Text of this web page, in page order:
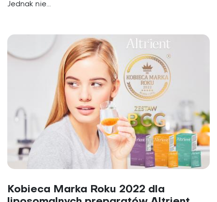
Jednak nie...
Kobieca Marka Roku 2022 dla